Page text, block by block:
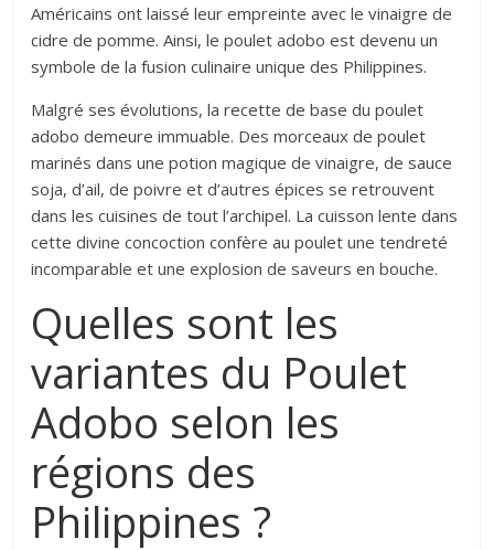
Américains ont laissé leur empreinte avec le vinaigre de
cidre de pomme. Ainsi, le poulet adobo est devenu un
symbole de la fusion culinaire unique des Philippines.
Malgré ses évolutions, la recette de base du poulet
adobo demeure immuable. Des morceaux de poulet
marinés dans une potion magique de vinaigre, de sauce
soja, d’ail, de poivre et d’autres épices se retrouvent
dans les cuisines de tout l’archipel. La cuisson lente dans
cette divine concoction confère au poulet une tendreté
incomparable et une explosion de saveurs en bouche.
Quelles sont les
variantes du Poulet
Adobo selon les
régions des
Philippines ?